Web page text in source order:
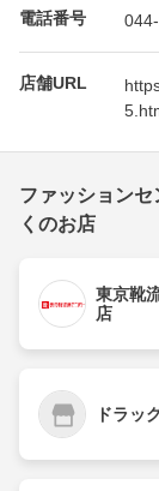
電話番号
店舗URL
ファッション
くのお店
東京靴
店
ドラッ